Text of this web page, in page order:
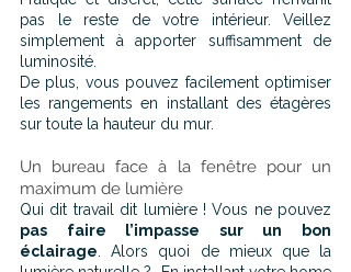
pas le reste de votre intérieur. Veillez
simplement à apporter suffisamment de
luminosité.
De plus, vous pouvez facilement optimiser
les rangements en installant des étagères
sur toute la hauteur du mur.
Un bureau face à la fenêtre pour un
maximum de lumière
pas faire l’impasse sur un bon
éclairage. Alors quoi de mieux que la